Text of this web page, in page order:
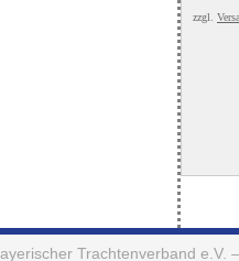
zzgl.
Trachtenverband e.V.